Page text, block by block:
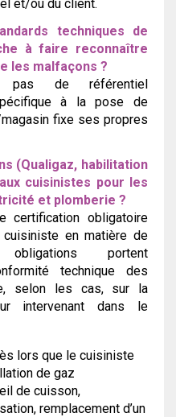
et/ou du client.
techniques de
à faire reconnaître
les malfaçons ?
pas de référentiel
à la pose de
fixe ses propres
(Qualigaz, habilitation
cuisinistes pour les
et plomberie ?
certification obligatoire
en matière de
portent
technique des
selon les cas, sur la
intervenant dans le
lors que le cuisiniste
de gaz
de cuisson,
remplacement d’un